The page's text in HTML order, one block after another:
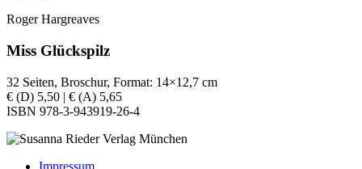
Roger Hargreaves
Miss Glückspilz
32 Seiten, Broschur, Format: 14×12,7 cm
€ (D) 5,50 | € (A) 5,65
ISBN 978-3-943919-26-4
Impressum